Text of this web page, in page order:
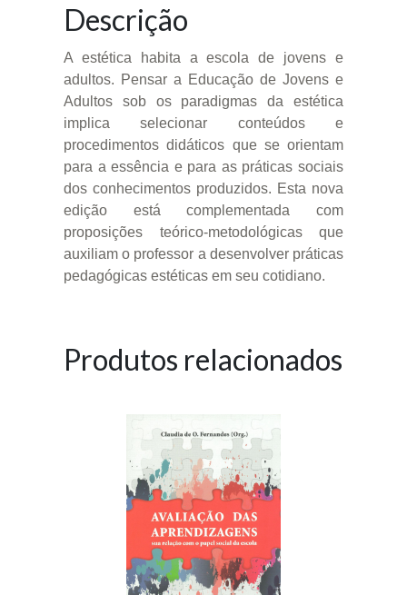
Descrição
A estética habita a escola de jovens e
adultos. Pensar a Educação de Jovens e
Adultos sob os paradigmas da estética
implica selecionar conteúdos e
procedimentos didáticos que se orientam
para a essência e para as práticas sociais
dos conhecimentos produzidos. Esta nova
edição está complementada com
proposições teórico-metodológicas que
auxiliam o professor a desenvolver práticas
pedagógicas estéticas em seu cotidiano.
Produtos relacionados